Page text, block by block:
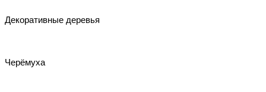
Декоративные деревья
Черёмуха